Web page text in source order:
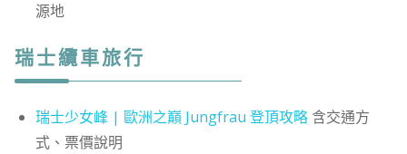
源地
瑞士纜車旅行
瑞士少女峰 | 歐洲之巔 Jungfrau 登頂攻略含交通方
式、票價說明